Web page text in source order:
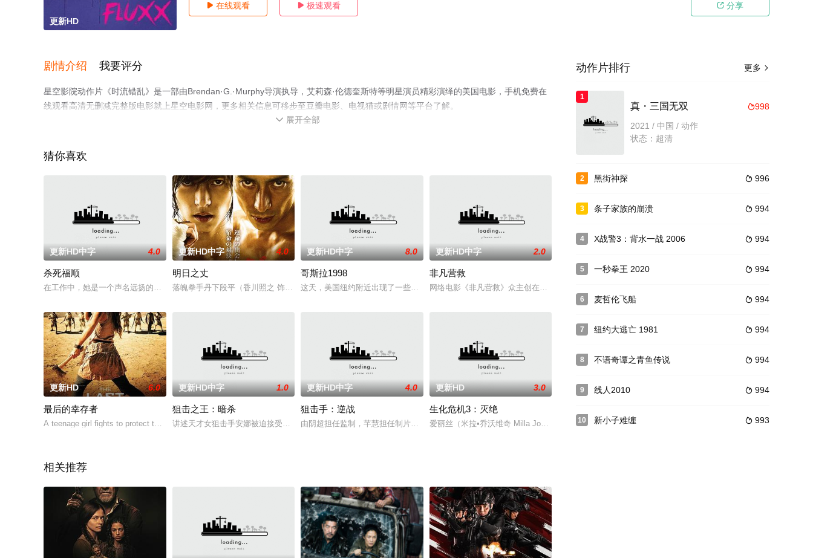
更新HD
 在线观看  极速观看  分享
剧情介绍 我要评分
星空影院动作片《时流错乱》是一部由Brendan·G.·Murphy导演执导，艾莉森·伦德奎斯特等明星演员精彩演绎的美国电影，手机免费在
线观看高清无删减完整版电影就上星空电影网，更多相关信息可移步至豆瓣电影、电视猫或剧情网等平台了解。
 展开全部
猜你喜欢
更新HD中字 4.0
杀死福顺
在工作中，她是一个声名远扬的杀手；回到家里，她是有个十几岁女儿的单身母亲。杀人很简单，养育孩子才叫难。
更新HD中字 4.0
明日之丈
落魄拳手丹下段平（香川照之 饰）因欠债被黑社会追打，路人矢吹丈（山下智久 饰）仗义出手，凭借出色的击打本能将黑
更新HD中字 8.0
哥斯拉1998
这天，美国纽约附近出现了一些异常现象：太平洋上的海浪速度超乎寻常地惊人、巴哈马巨大的原始森林里竟然出现了一个类
更新HD中字 2.0
非凡营救
网络电影《非凡营救》众主创在海口举行热闹的开机仪式
更新HD 6.0
最后的幸存者
A teenage girl fights to protect the last working well
更新HD中字 1.0
狙击之王：暗杀
讲述天才女狙击手安娜被迫接受刺杀任务，在执行过程中逐渐觉醒为善良、大爱的正义战士，联合军方特工阿泰在面对毒枭迫
更新HD中字 4.0
狙击手：逆战
由阴超担任监制，芊慧担任制片人，严嘉执导，于荣光、邢恩领衔主演的电影《狙击手：逆战》定档1月13日在优酷、爱奇
更新HD 3.0
生化危机3：灭绝
爱丽丝（米拉•乔沃维奇 Milla Jovovich 饰）被保护伞公司实验室复制，成了伊萨克博士（伊恩•格雷
相关推荐
更多 
动作片排行
1
998
真・三国无双
2021 / 中国 / 动作
状态：超清
2  996
黑街神探
3  994
条子家族的崩溃
4  994
X战警3：背水一战 2006
5  994
一秒拳王 2020
6  994
麦哲伦飞船
7  994
纽约大逃亡 1981
8  994
不语奇谭之青鱼传说
9  994
线人2010
10  993
新小子难缠